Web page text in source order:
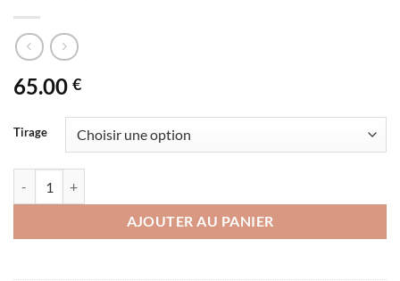
65.00 €
Tirage
AJOUTER AU PANIER